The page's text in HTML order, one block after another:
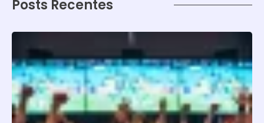
Posts Recentes